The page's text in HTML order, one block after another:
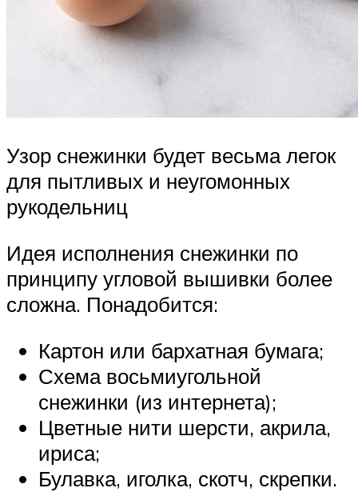
Узор снежинки будет весьма легок
для пытливых и неугомонных
рукодельниц
Идея исполнения снежинки по
принципу угловой вышивки более
сложна. Понадобится:
Картон или бархатная бумага;
Схема восьмиугольной
снежинки (из интернета);
Цветные нити шерсти, акрила,
ириса;
Булавка, иголка, скотч, скрепки.